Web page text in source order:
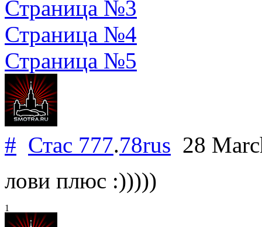
Страница №3
Страница №4
Страница №5
# Стас 777.78rus 28
лови плюс :)))))
1